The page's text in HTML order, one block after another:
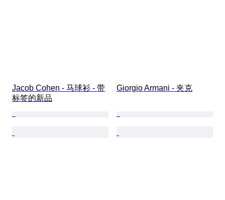
Jacob Cohen - 马球衫 - 带
标签的新品
Giorgio Armani - 夹克